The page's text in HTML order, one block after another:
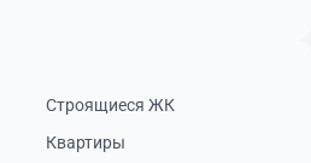
Строящиеся ЖК
Квартиры